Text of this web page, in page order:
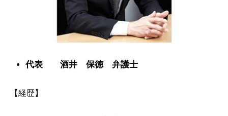
代表 酒井 保徳 弁護士
【経歴】